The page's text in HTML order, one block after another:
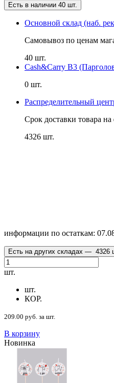
Есть в наличии 40 шт.
Основной склад (наб.
Самовывоз по ценам
40 шт.
Cash&Carry B3
0 шт.
Распределительный
Срок доставки товара
4326 шт.
информации по остаткам:
Есть на других складах — 4326
шт.
шт.
КОР.
209.00 руб. за шт.
В корзину
Новинка